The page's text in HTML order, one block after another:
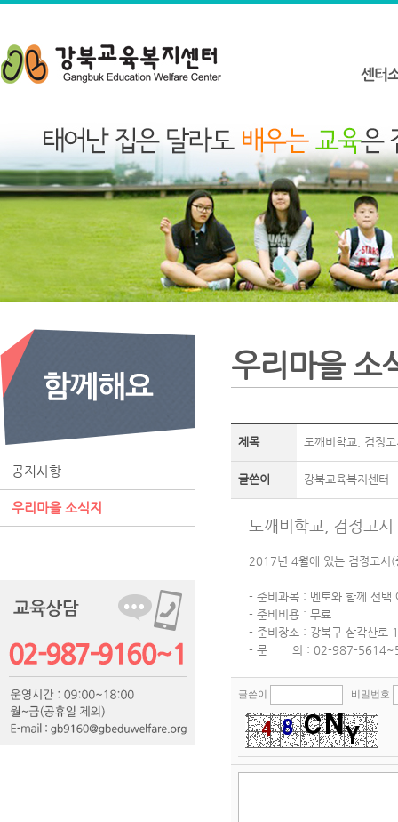
공지사항
우리마을 소식지
우리마을 소
제목 도깨비학교, 검정
글쓴이 강북교육복지센터
도깨비학교, 검정고
2017년 4월에 있는 검정고시(
- 준비과목 : 멘토와 함께 선택
- 준비비용 : 무료
- 준비장소 : 강북구 삼각산로
- 문 의 : 02-987-
글쓴이 비밀번호